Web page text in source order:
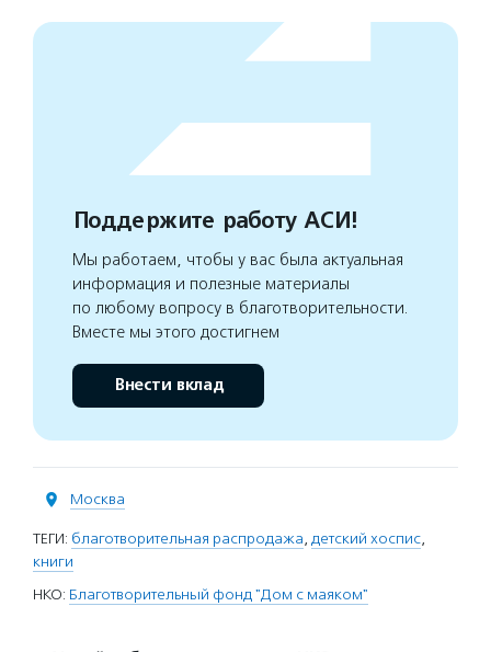
Поддержите работу АСИ!
Мы работаем, чтобы у вас была актуальная
информация и полезные материалы
по любому вопросу в благотворительности.
Вместе мы этого достигнем
Внести вклад
Москва
ТЕГИ: благотворительная распродажа, детский хоспис,
книги
НКО: Благотворительный фонд "Дом с маяком"